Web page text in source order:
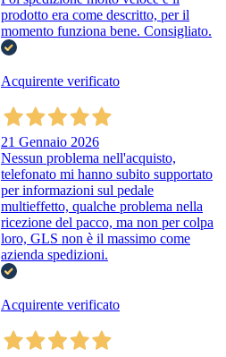
prodotto era come descritto, per il
momento funziona bene. Consigliato.
Acquirente verificato
21 Gennaio 2026
Nessun problema nell'acquisto,
telefonato mi hanno subito supportato
per informazioni sul pedale
multieffetto, qualche problema nella
ricezione del pacco, ma non per colpa
loro, GLS non è il massimo come
azienda spedizioni.
Acquirente verificato